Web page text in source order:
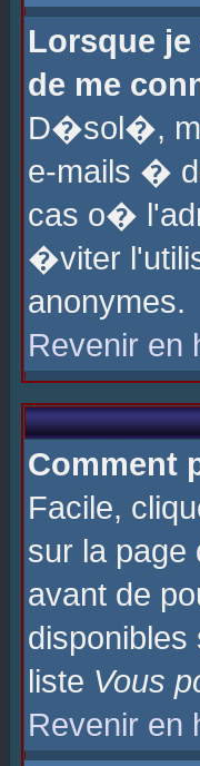
Lorsque
de me
D�sol�,
e-mails �
cas o�
�viter
anonymes.
Revenir en
Comment
Facile,
sur la page
avant de
liste Vous
Revenir en